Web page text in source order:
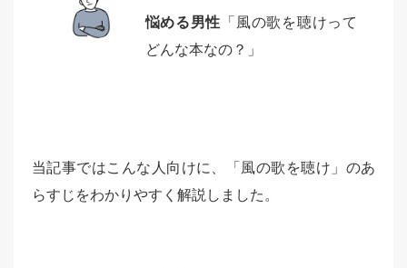
悩める男性 「風の歌を聴けって
どんな本なの？」
当記事ではこんな人向けに、「風の歌を聴け」のあ
らすじをわかりやすく解説しました。